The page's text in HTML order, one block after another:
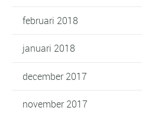
februari 2018
januari 2018
december 2017
november 2017